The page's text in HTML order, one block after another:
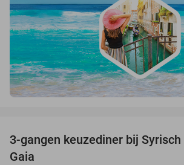
3-gangen keuzediner bij
Gaia